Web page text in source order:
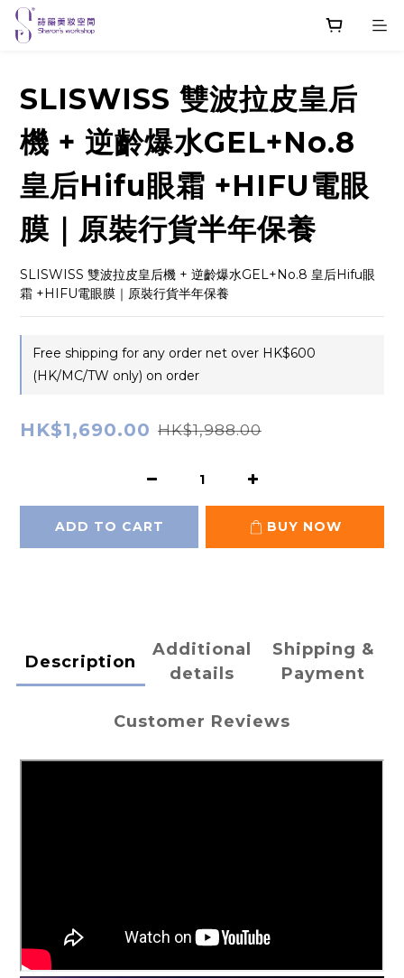
SLISWISS 雙波拉皮皇后
機 + 逆齡爆水GEL+No.8
皇后Hifu眼霜 +HIFU電眼
膜｜原裝行貨半年保養
SLISWISS 雙波拉皮皇后機 + 逆齡爆水GEL+No.8 皇后Hifu眼
霜 +HIFU電眼膜｜原裝行貨半年保養
Free shipping for any order net over HK$600
(HK/MC/TW only) on order
HK$1,690.00 HK$1,988.00
ADD TO CART BUY NOW
Description
Additional
details
Shipping &
Payment
Customer Reviews